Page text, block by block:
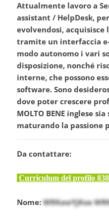
Attualmente lavoro a
assistant / HelpDesk,
evolvendosi,
tramite un interfaccia
modo autonomo i vari
disposizione, nonché
interne, che possono
software. Sono
dove poter crescere
MOLTO BENE inglese
maturando la passione
Da contattare:
Curriculum del profilo
Nome: WRKawYjKoe